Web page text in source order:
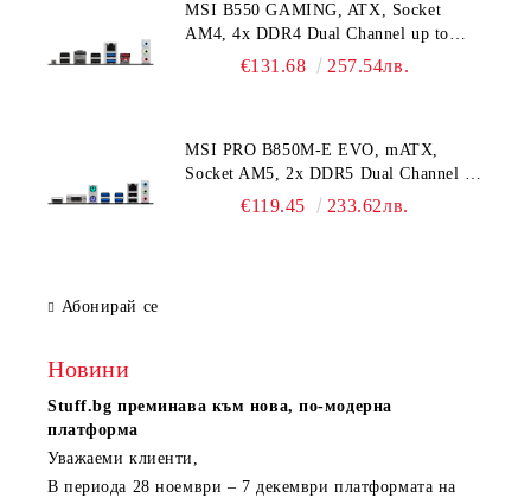
40Gbps Type-C, HDMI, 7.1 HD Audio,
5G LAN, WiFI 7, BT, 3Y
MSI B550 GAMING, ATX, Socket
AM4, 4x DDR4 Dual Channel up to
4866+(OC)MHz, 2x PCIe x16 slots, 2x
3Y
€131.68 257.54лв.
MSI PRO B850M-E EVO, mATX,
Socket AM5, 2x DDR5 Dual Channel up
to 8200(OC)MHz, 1x PCIe x16 slot, 1x
€119.45 233.62лв.
Абонирай се
Новини
Stuff.bg преминава към нова, по-модерна
платформа
Уважаеми клиенти,
В периода 28 ноември – 7 декември платформата на